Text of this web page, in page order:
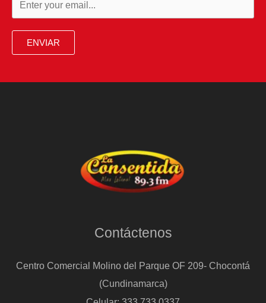
ENVIAR
Contáctenos
Centro Comercial Molino del Parque OF 209- Chocontá
(Cundinamarca)